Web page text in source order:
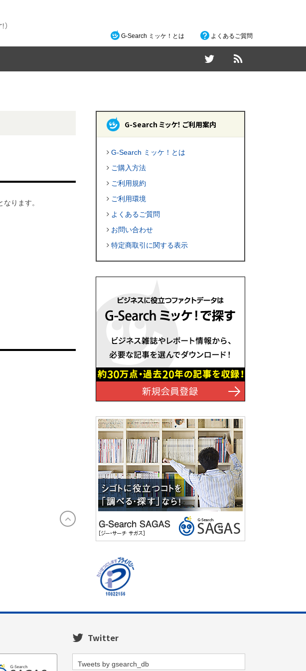
）
G-Search ミッケ！とは よくあるご質問
ります。
G-Search ミッケ！ ご利用案内
G-Search ミッケ！とは
ご購入方法
ご利用規約
ご利用環境
よくあるご質問
お問い合わせ
特定商取引に関する表示
Twitter
Tweets by gsearch_db